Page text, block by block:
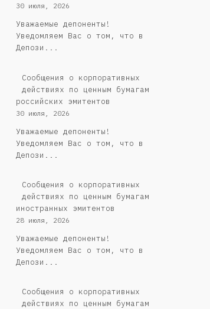
30 июля, 2026
Уважаемые депоненты!
Уведомляем Вас о том, что в
Депози...
Cообщения о корпоративных
действиях по ценным бумагам
российских эмитентов
30 июля, 2026
Уважаемые депоненты!
Уведомляем Вас о том, что в
Депози...
Сообщения о корпоративных
действиях по ценным бумагам
иностранных эмитентов
28 июля, 2026
Уважаемые депоненты!
Уведомляем Вас о том, что в
Депози...
Cообщения о корпоративных
действиях по ценным бумагам